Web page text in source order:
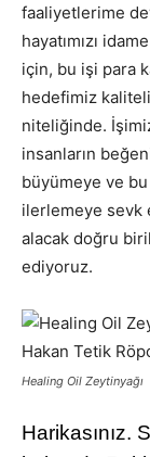
faaliyetlerime
hayatımızı
için, bu işi para
hedefimiz
niteliğinde.
insanların
büyümeye ve
ilerlemeye sevk
alacak doğru
ediyoruz.
Healing Oil Zeytinyağı
Harikasınız.